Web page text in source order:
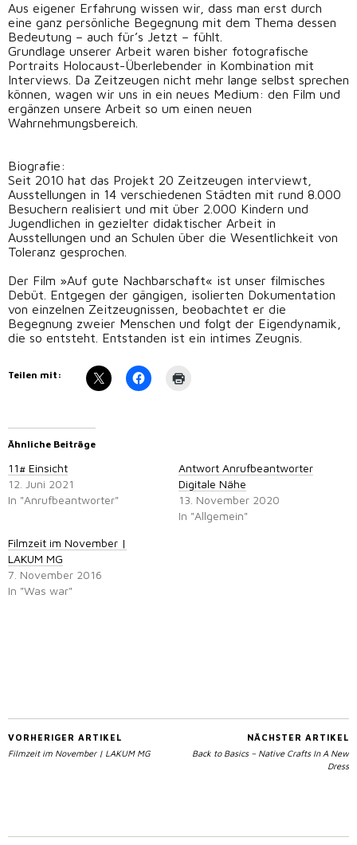
Aus eigener Erfahrung wissen wir, dass man erst durch
eine ganz persönliche Begegnung mit dem Thema dessen
Bedeutung – auch für’s Jetzt – fühlt.
Grundlage unserer Arbeit waren bisher fotografische
Portraits Holocaust-Überlebender in Kombination mit
Interviews. Da Zeitzeugen nicht mehr lange selbst sprechen
können, wagen wir uns in ein neues Medium: den Film und
ergänzen unsere Arbeit so um einen neuen
Wahrnehmungsbereich.
Biografie:
Seit 2010 hat das Projekt 20 Zeitzeugen interviewt,
Ausstellungen in 14 verschiedenen Städten mit rund 8.000
Besuchern realisiert und mit über 2.000 Kindern und
Jugendlichen in gezielter didaktischer Arbeit in
Ausstellungen und an Schulen über die Wesentlichkeit von
Toleranz gesprochen.
Der Film »Auf gute Nachbarschaft« ist unser filmisches
Debüt. Entgegen der gängigen, isolierten Dokumentation
von einzelnen Zeitzeugnissen, beobachtet er die
Begegnung zweier Menschen und folgt der Eigendynamik,
die so entsteht. Entstanden ist ein intimes Zeugnis.
Teilen mit:
Ähnliche Beiträge
11# Einsicht
12. Juni 2021
In "Anrufbeantworter"
Antwort Anrufbeantworter
Digitale Nähe
13. November 2020
In "Allgemein"
Filmzeit im November |
LAKUM MG
7. November 2016
In "Was war"
VORHERIGER ARTIKEL
Filmzeit im November | LAKUM MG
NÄCHSTER ARTIKEL
Back to Basics – Native Crafts In A New
Dress